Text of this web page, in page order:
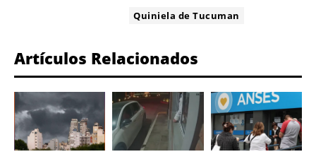
Quiniela de Tucuman
Artículos Relacionados